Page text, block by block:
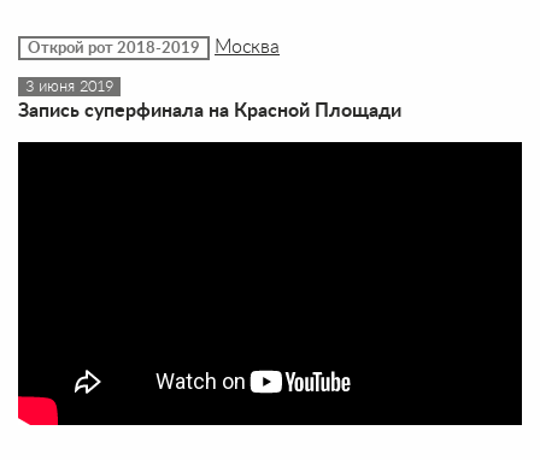
Открой рот 2018-2019 Москва
3 июня 2019
Запись суперфинала на Красной Площади